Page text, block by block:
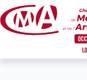
au
contenu